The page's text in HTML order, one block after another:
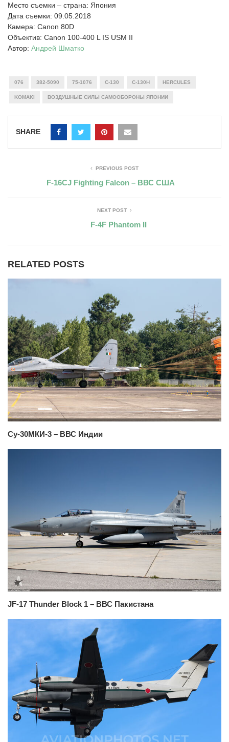
Место съемки – страна: Япония
Дата съемки: 09.05.2018
Камера: Canon 80D
Объектив: Canon 100-400 L IS USM II
Автор: Андрей Шматко
076 382-5090 75-1076 C-130 C-130H HERCULES
KOMAKI ВОЗДУШНЫЕ СИЛЫ САМООБОРОНЫ ЯПОНИИ
SHARE
PREVIOUS POST
F-16CJ Fighting Falcon – ВВС США
NEXT POST
F-4F Phantom II
RELATED POSTS
Су-30МКИ-3 – ВВС Индии
JF-17 Thunder Block 1 – ВВС Пакистана